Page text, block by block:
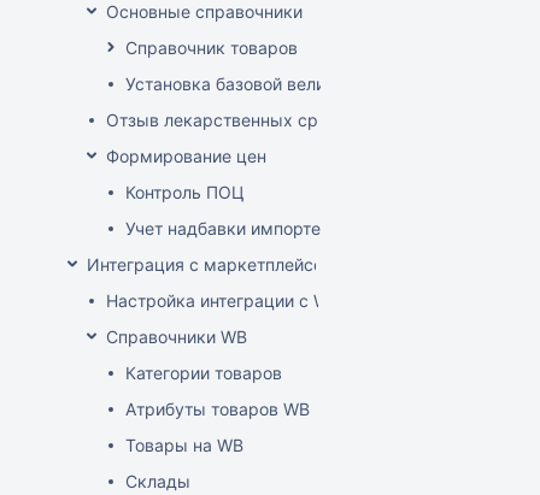
Основные справочники
Справочник товаров
Установка базовой величины
Отзыв лекарственных средств из продажи
Формирование цен
Контроль ПОЦ
Учет надбавки импортера в расценке (по
Интеграция с маркетплейсом Wildberries
Настройка интеграции с WB API
Справочники WB
Категории товаров
Атрибуты товаров WB
Товары на WB
Склады